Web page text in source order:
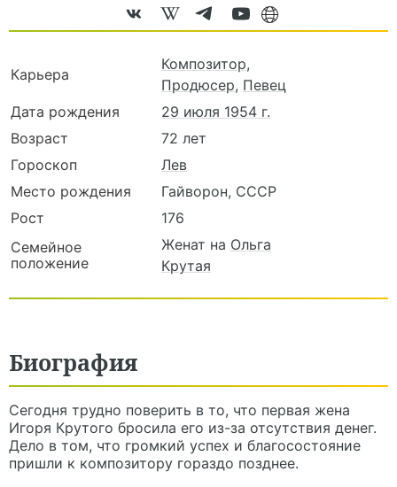
Карьера
Композитор,
Продюсер, Певец
Дата рождения
29 июля 1954 г.
Возраст
72 лет
Гороскоп
Лев
Место рождения
Гайворон, СССР
Рост
176
Семейное
положение
Женат на Ольга
Крутая
Биография
Сегодня трудно поверить в то, что первая жена
Игоря Крутого бросила его из-за отсутствия денег.
Дело в том, что громкий успех и благосостояние
пришли к композитору гораздо позднее.